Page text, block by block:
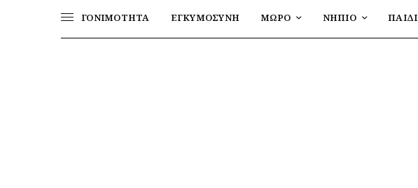
ΓΟΝΙΜΟΤΗΤΑ ΕΓΚΥΜΟΣΥΝΗ ΜΩΡΟ ΝΗΠΙΟ ΠΑΙΔΙ